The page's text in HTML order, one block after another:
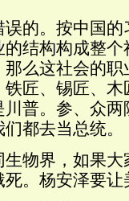
的。按中国
结构构成整
么这社会的
匠、锡匠、
普。参、众
都去当总统。
物界，如果
。杨安泽要